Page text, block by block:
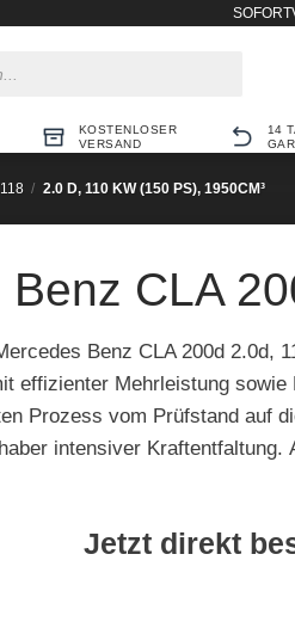
KOSTENLOSER
VERSAND
14
/ 2.0 D, 110 KW (150 PS), 1950CM³
CLA
Benz CLA 200d 2.0d,
effizienter Mehrleistung
Prozess vom Prüfstand auf
intensiver
Jetzt direkt